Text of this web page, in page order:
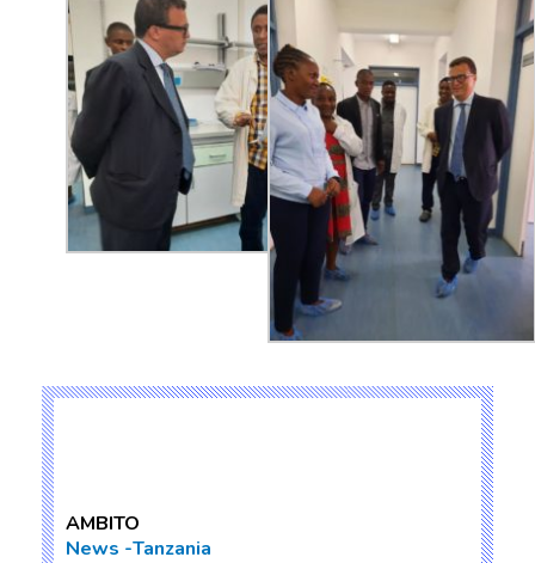
AMBITO
News Tanzania